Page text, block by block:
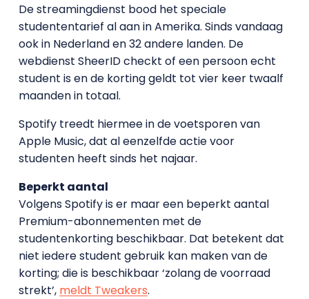
De streamingdienst bood het speciale
studententarief al aan in Amerika. Sinds vandaag
ook in Nederland en 32 andere landen. De
webdienst SheerID checkt of een persoon echt
student is en de korting geldt tot vier keer twaalf
maanden in totaal.
Spotify treedt hiermee in de voetsporen van
Apple Music, dat al eenzelfde actie voor
studenten heeft sinds het najaar.
Beperkt aantal
Volgens Spotify is er maar een beperkt aantal
Premium-abonnementen met de
studentenkorting beschikbaar. Dat betekent dat
niet iedere student gebruik kan maken van de
korting; die is beschikbaar ‘zolang de voorraad
strekt’, meldt Tweakers.